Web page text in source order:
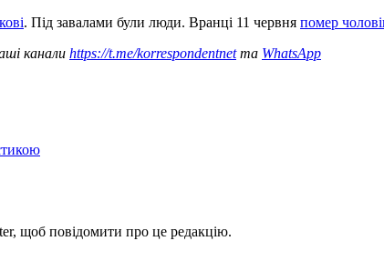
. Під завалами були люди. Вранці 11 червня помер
канали https://t.me/korrespondentnetта WhatsApp
щоб повідомити про це редакцію.